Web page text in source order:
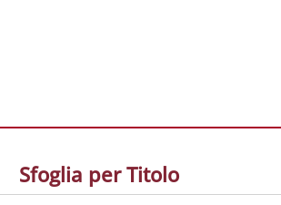
Sfoglia per Titolo